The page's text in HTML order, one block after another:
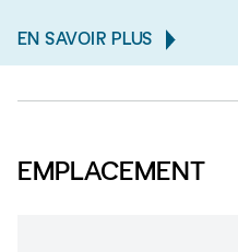
EN SAVOIR PLUS
EMPLACEMENT